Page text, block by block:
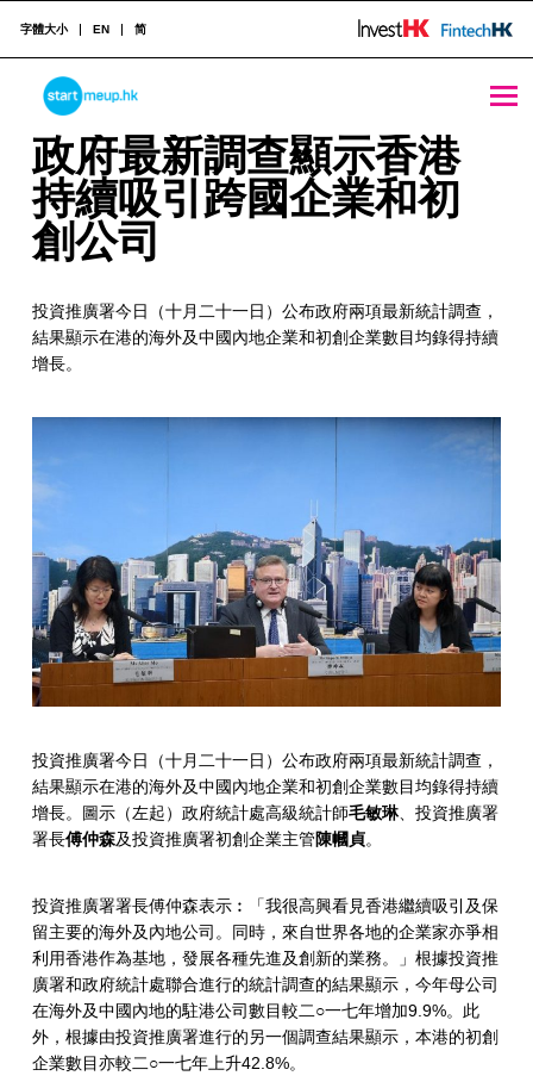
政府最新調查顯示香港持續吸引跨國企業和初創公司 - StartmeupHK
STARTMEUPHK
STARTMEUPHK FESTIVAL IS THE LEADING STARTUP AND INNOVATION CONFERENCE EVENT IN HONG KONG
字體大小 EN 简
政
府
最
調
查
顯
示
香
港
持
續
吸
引
跨
國
企
業
和
初
創
公
政府最新調查顯示香港
持續吸引跨國企業和初
創公司
投資推廣署今日（十月二十一日）公布政府兩項最新統計調查，
結果顯示在港的海外及中國內地企業和初創企業數目均錄得持續
增長。
投資推廣署今日（十月二十一日）公布政府兩項最新統計調查，
結果顯示在港的海外及中國內地企業和初創企業數目均錄得持續
增長。圖示（左起）政府統計處高級統計師毛敏琳、投資推廣署
署長傅仲森及投資推廣署初創企業主管陳幗貞。
投資推廣署署長傅仲森表示︰「我很高興看見香港繼續吸引及保
留主要的海外及內地公司。同時，來自世界各地的企業家亦爭相
利用香港作為基地，發展各種先進及創新的業務。」根據投資推
廣署和政府統計處聯合進行的統計調查的結果顯示，今年母公司
在海外及中國內地的駐港公司數目較二○一七年增加9.9%。此
外，根據由投資推廣署進行的另一個調查結果顯示，本港的初創
企業數目亦較二○一七年上升42.8%。